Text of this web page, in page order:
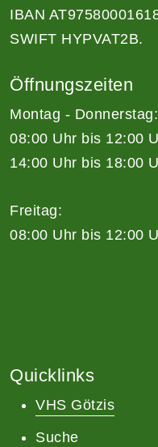
IBAN
SWIFT HYPVAT2B.
Öffnungszeiten
Montag - Donnerstag:
08:00 Uhr bis 12:00
14:00 Uhr bis 18:00
Freitag:
08:00 Uhr bis 12:00
Quicklinks
VHS Götzis
Suche